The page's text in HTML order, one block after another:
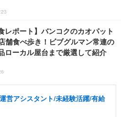
レポート】バンコクのカオパット
舗食べ歩き！ビブグルマン常連の
ローカル屋台まで厳選して紹介
営アシスタント/未経験活躍/有給